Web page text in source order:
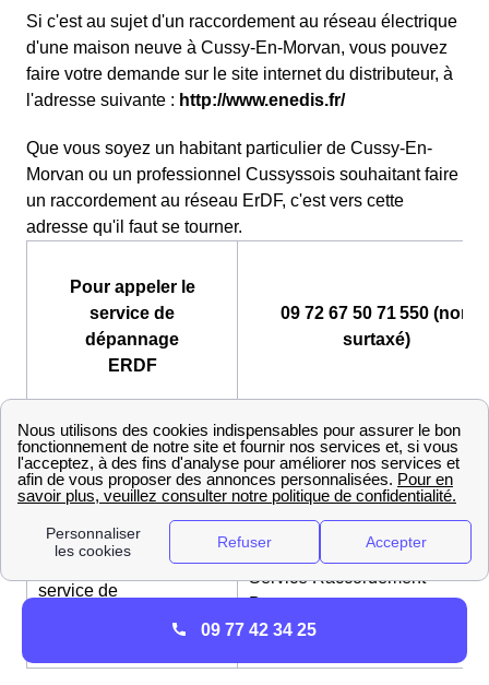
Si c'est au sujet d'un raccordement au réseau électrique
d'une maison neuve à Cussy-En-Morvan, vous pouvez
faire votre demande sur le site internet du distributeur, à
l'adresse suivante : http://www.enedis.fr/
Que vous soyez un habitant particulier de Cussy-En-
Morvan ou un professionnel Cussyssois souhaitant faire
un raccordement au réseau ErDF, c'est vers cette
adresse qu'il faut se tourner.
Pour appeler le
service de
dépannage
ERDF
09 72 67 50 71 550 (non
surtaxé)
Pour contacter le
service de
raccordement au réseau
Service Raccordement
Bourgogne :
http://www.enedis.fr/
service de
Service Raccordement
Bourgogne :
http://www.enedis.fr/
09 77 42 34 25